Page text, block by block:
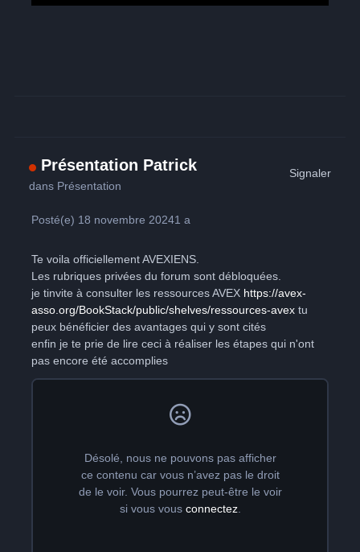
Présentation Patrick
dans Présentation
Signaler
Posté(e) 18 novembre 20241 a
Te voila officiellement AVEXIENS.
Les rubriques privées du forum sont débloquées.
je tinvite à consulter les ressources AVEX https://avex-
asso.org/BookStack/public/shelves/ressources-avex tu
peux bénéficier des avantages qui y sont cités
enfin je te prie de lire ceci à réaliser les étapes qui n'ont
pas encore été accomplies